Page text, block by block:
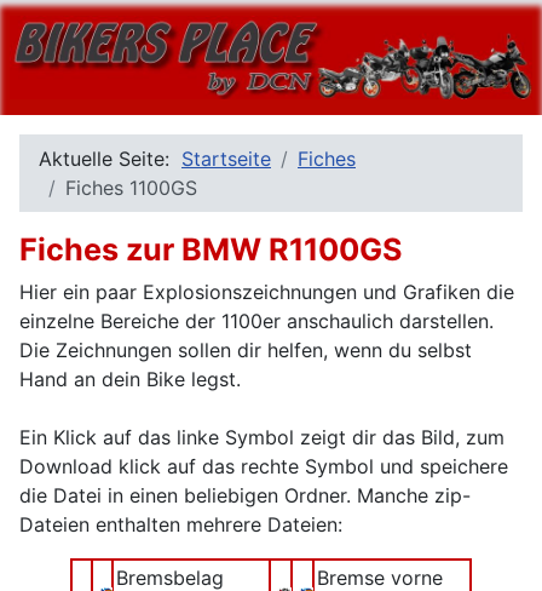
Aktuelle Seite: Startseite
Fiches
Fiches 1100GS
Fiches zur BMW R1100GS
Hier ein paar Explosionszeichnungen und Grafiken die
einzelne Bereiche der 1100er anschaulich darstellen.
Die Zeichnungen sollen dir helfen, wenn du selbst
Hand an dein Bike legst.
Ein Klick auf das linke Symbol zeigt dir das Bild, zum
Download klick auf das rechte Symbol und speichere
die Datei in einen beliebigen Ordner. Manche zip-
Dateien enthalten mehrere Dateien:
Bremsbelag
Bremse vorne